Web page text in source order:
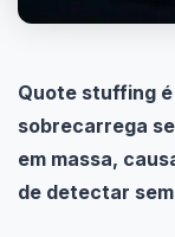
Quote stuffing
sobrecarrega
em massa,
de detectar